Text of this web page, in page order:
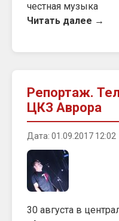
честная музыка
Читать далее →
Репортаж.
ЦКЗ Аврора
Дата: 01.09.2017 12:02
30 августа в